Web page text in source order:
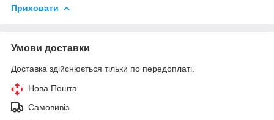
Приховати
Умови доставки
Доставка здійснюється тільки по передоплаті.
Нова Пошта
Самовивіз